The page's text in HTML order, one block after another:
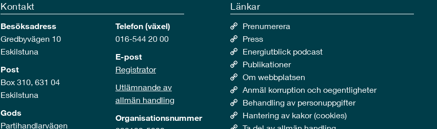
Kontakt
Besöksadress
Gredbyvägen 10
Eskilstuna
Post
Box 310, 631 04
Eskilstuna
Gods
Partihandlarvägen
Telefon (växel)
016-544 20 00
E-post
Registrator
Utlämnande av
allmän handling
Organisationsnummer
Länkar
Prenumerera
Press
Energiutblick podcast
Publikationer
Om webbplatsen
Anmäl korruption och oegentligheter
Behandling av personuppgifter
Hantering av kakor (cookies)